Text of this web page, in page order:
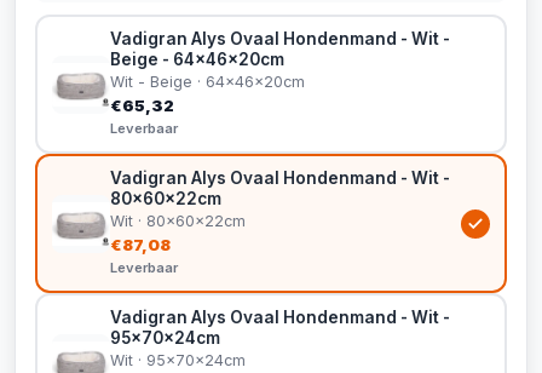
Vadigran Alys Ovaal Hondenmand - Wit -
Beige - 64x46x20cm
Wit - Beige · 64x46x20cm
€65,32
Leverbaar
Vadigran Alys Ovaal Hondenmand - Wit -
80x60x22cm
Wit · 80x60x22cm
€87,08
Leverbaar
Vadigran Alys Ovaal Hondenmand - Wit -
95x70x24cm
Wit · 95x70x24cm